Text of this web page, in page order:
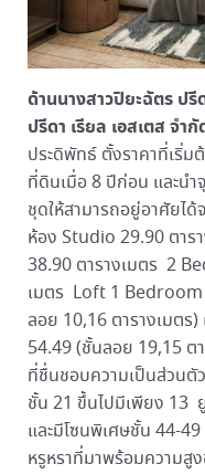
ด้านนางสาวปิยะฉัตร ป
ปรีดา เรียล เอสเตส จำกั
ประดิพัทธ์ ตั้งราคาที่เริ่
ที่ดินเมื่อ 8 ปีก่อน และน
ชุดให้สามารถอยู่อาศัยไ
ห้อง Studio 29.90 ตาร
38.90 ตารางเมตร 2
เมตร Loft 1 Bedroom
ลอย 10,16 ตารางเมต
54.49 (ชั้นลอย 19,15 ต
ที่ชื่นชอบความเป็นส่วนตั
ชั้น 21 ขึ้นไปมีเพียง 13
และมีโซนพิเศษชั้น 44-
หรูหราที่มาพร้อมความสู